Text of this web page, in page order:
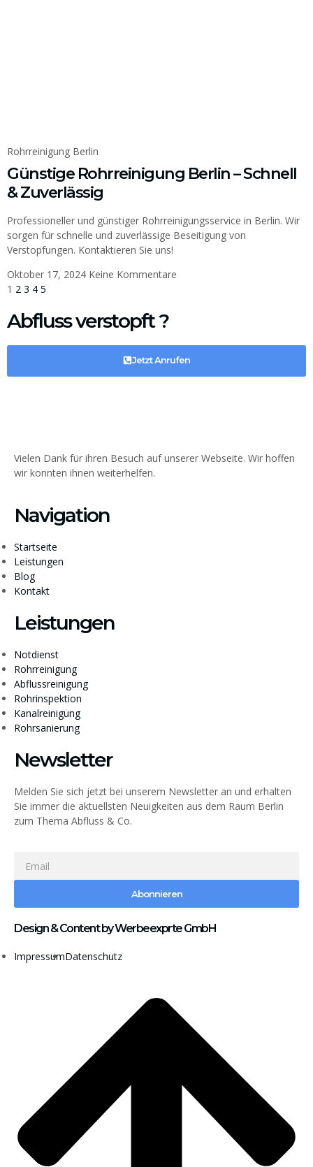
Rohrreinigung Berlin
Günstige Rohrreinigung Berlin – Schnell
& Zuverlässig
Professioneller und günstiger Rohrreinigungsservice in Berlin. Wir
sorgen für schnelle und zuverlässige Beseitigung von
Verstopfungen. Kontaktieren Sie uns!
Oktober 17, 2024 Keine Kommentare
1 2 3 4 5
Abfluss verstopft ?
Jetzt Anrufen
Vielen Dank für ihren Besuch auf unserer Webseite. Wir hoffen
wir konnten ihnen weiterhelfen.
Navigation
Startseite
Leistungen
Blog
Kontakt
Leistungen
Notdienst
Rohrreinigung
Abflussreinigung
Rohrinspektion
Kanalreinigung
Rohrsanierung
Newsletter
Melden Sie sich jetzt bei unserem Newsletter an und erhalten
Sie immer die aktuellsten Neuigkeiten aus dem Raum Berlin
zum Thema Abfluss & Co.
Abonnieren
Design & Content by Werbeexprte GmbH
ImpressumDatenschutz